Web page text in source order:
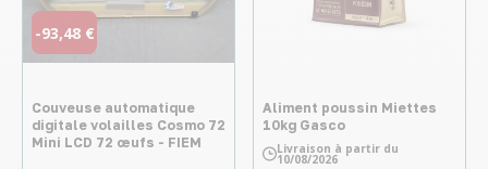
-93,48 €
Couveuse automatique
digitale volailles Cosmo 72
Mini LCD 72 œufs - FIEM
Aliment poussin Miettes
10kg Gasco
Livraison à partir du
10/08/2026